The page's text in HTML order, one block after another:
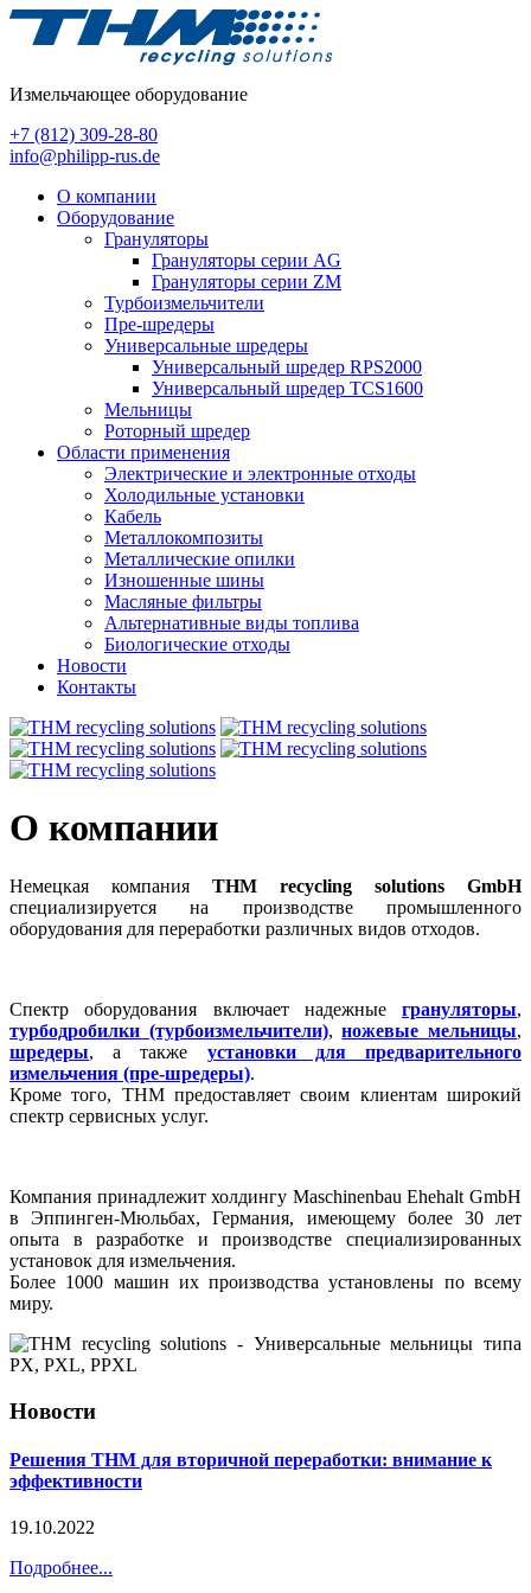
Измельчающее оборудование
+7 (812) 309-28-80
info@philipp-rus.de
О компании
Оборудование
Грануляторы
Грануляторы серии AG
Грануляторы серии ZM
Турбоизмельчители
Пре-шредеры
Универсальные шредеры
Универсальный шредер RPS2000
Универсальный шредер TCS1600
Мельницы
Роторный шредер
Области применения
Электрические и электронные отходы
Холодильные установки
Кабель
Металлокомпозиты
Металлические опилки
Изношенные шины
Масляные фильтры
Альтернативные виды топлива
Биологические отходы
Новости
Контакты
О компании
Немецкая компания THM recycling solutions GmbH
специализируется на производстве промышленного
оборудования для переработки различных видов отходов.
Спектр оборудования включает надежные грануляторы,
турбодробилки (турбоизмельчители),ножевые мельницы,
шредеры, а также установки для предварительного
измельчения (пре-шредеры).
Кроме того, THM предоставляет своим клиентам широкий
спектр сервисных услуг.
Компания принадлежит холдингу Maschinenbau Ehehalt GmbH
в Эппинген-Мюльбах, Германия, имеющему более 30 лет
опыта в разработке и производстве специализированных
установок для измельчения.
Более 1000 машин их производства установлены по всему
миру.
Новости
Решения THM для вторичной переработки: внимание к
эффективности
19.10.2022
Подробнее...